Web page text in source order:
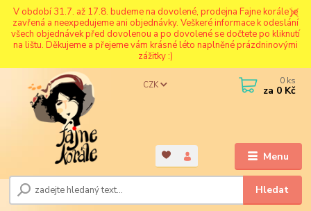
V období 31.7. až 17.8. budeme na dovolené, prodejna Fajne korále je
zavřená a neexpedujeme ani objednávky. Veškeré informace k odeslání
všech objednávek před dovolenou a po dovolené se dočtete po kliknutí
na lištu. Děkujeme a přejeme vám krásné léto naplněné prázdninovými
zážitky :)
Menu
CZK
Hledat
0 ks
za 0 Kč